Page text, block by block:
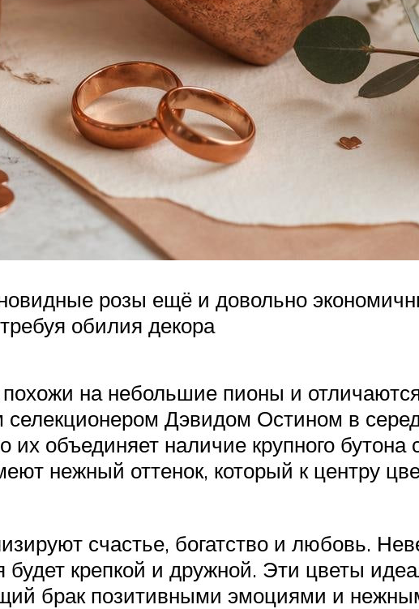
розы ещё и довольно
обилия декора
на небольшие пионы и
Дэвидом Остином в
их объединяет наличие крупного
нежный оттенок, который к центру
счастье, богатство и любовь.
будет крепкой и дружной. Эти цветы
брак позитивными эмоциями и